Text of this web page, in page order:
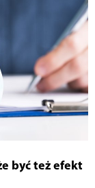
być też efekt